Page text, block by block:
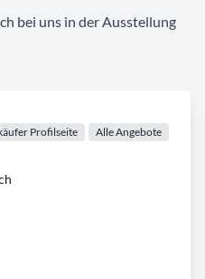
Profilseite Alle Angebote
bei uns in der Ausstellung